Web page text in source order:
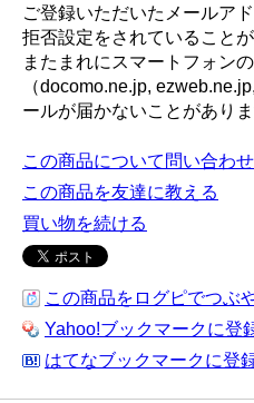
ご登録いただいたメールア
拒否設定をされていること
またまれにスマートフォン
（docomo.ne.jp,
ールが届かないことがありま
この商品について問い合わ
この商品を友達に教える
買い物を続ける
この商品をログピでつぶ
Yahoo!ブックマークに登
はてなブックマークに登